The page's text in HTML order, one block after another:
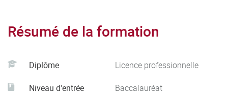
Résumé de la formation
Diplôme Licence professionnelle
Niveau d'entrée
Baccalauréat